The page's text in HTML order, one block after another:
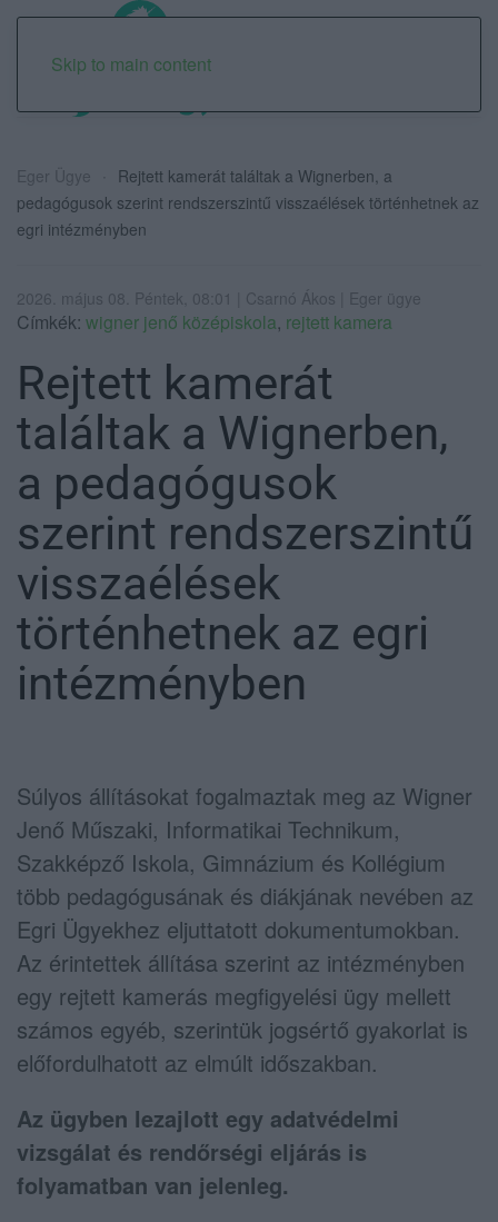
Skip to main content
Eger Ügye
Rejtett kamerát találtak a Wignerben, a
pedagógusok szerint rendszerszintű visszaélések történhetnek az
egri intézményben
2026. május 08. Péntek, 08:01 | Csarnó Ákos | Eger ügye
Címkék: wigner jenő középiskola, rejtett kamera
Rejtett kamerát
találtak a Wignerben,
a pedagógusok
szerint rendszerszintű
visszaélések
történhetnek az egri
intézményben
Súlyos állításokat fogalmaztak meg az Wigner
Jenő Műszaki, Informatikai Technikum,
Szakképző Iskola, Gimnázium és Kollégium
több pedagógusának és diákjának nevében az
Egri Ügyekhez eljuttatott dokumentumokban.
Az érintettek állítása szerint az intézményben
egy rejtett kamerás megfigyelési ügy mellett
számos egyéb, szerintük jogsértő gyakorlat is
előfordulhatott az elmúlt időszakban.
Az ügyben lezajlott egy adatvédelmi
vizsgálat és rendőrségi eljárás is
folyamatban van jelenleg.